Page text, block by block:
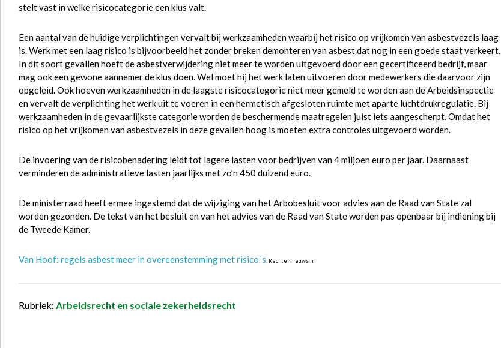
stelt vast in welke risicocategorie een klus valt.
Een aantal van de huidige verplichtingen vervalt bij werkzaamheden waarbij het risico op vrijkomen van asbestvezels laag
is. Werk met een laag risico is bijvoorbeeld het zonder breken demonteren van asbest dat nog in een goede staat verkeert.
In dit soort gevallen hoeft de asbestverwijdering niet meer te worden uitgevoerd door een gecertificeerd bedrijf, maar
mag ook een gewone aannemer de klus doen. Wel moet hij het werk laten uitvoeren door medewerkers die daarvoor zijn
opgeleid. Ook hoeven werkzaamheden in de laagste risicocategorie niet meer gemeld te worden aan de Arbeidsinspectie
en vervalt de verplichting het werk uit te voeren in een hermetisch afgesloten ruimte met aparte luchtdrukregulatie. Bij
werkzaamheden in de gevaarlijkste categorie worden de beschermende maatregelen juist iets aangescherpt. Omdat het
risico op het vrijkomen van asbestvezels in deze gevallen hoog is moeten extra controles uitgevoerd worden.
De invoering van de risicobenadering leidt tot lagere lasten voor bedrijven van 4 miljoen euro per jaar. Daarnaast
verminderen de administratieve lasten jaarlijks met zo’n 450 duizend euro.
De ministerraad heeft ermee ingestemd dat de wijziging van het Arbobesluit voor advies aan de Raad van State zal
worden gezonden. De tekst van het besluit en van het advies van de Raad van State worden pas openbaar bij indiening bij
de Tweede Kamer.
Van Hoof: regels asbest meer in overeenstemming met risico`s , Rechtennieuws.nl
Rubriek: Arbeidsrecht en sociale zekerheidsrecht